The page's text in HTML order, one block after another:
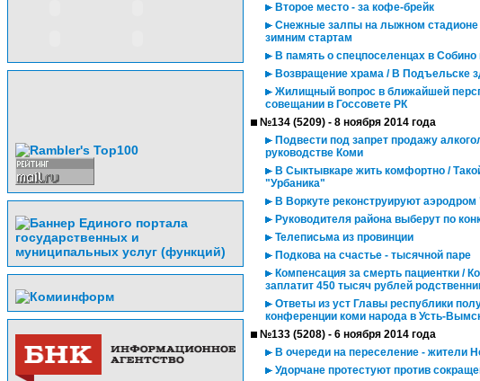
Второе место - за кофе-брейк
Снежные залпы на лыжном стадионе
зимним стартам
В память о спецпоселенцах в
Возвращение храма / В Подъельске
Жилищный вопрос в ближайшей
совещании в Госсовете РК
№134 (5209) - 8 ноября 2014 года
Подвести под запрет продажу
руководстве Коми
В Сыктывкаре жить комфортно /
"Урбаника"
В Воркуте реконструируют
Руководителя района выберут по
Телеписьма из провинции
Подкова на счастье - тысячной паре
Компенсация за смерть пациентки /
заплатит 450 тысяч рублей
Ответы из уст Главы республики
конференции коми народа в Усть-
№133 (5208) - 6 ноября 2014 года
В очереди на переселение - жители
Удорчане протестуют против